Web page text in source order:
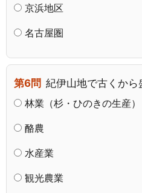
京浜地区
名古屋圏
第6問 紀伊山地で古くから
林業（杉・ひのきの生産）
酪農
水産業
観光農業